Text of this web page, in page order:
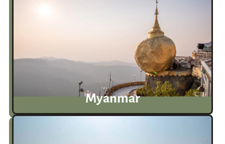
Myanmar